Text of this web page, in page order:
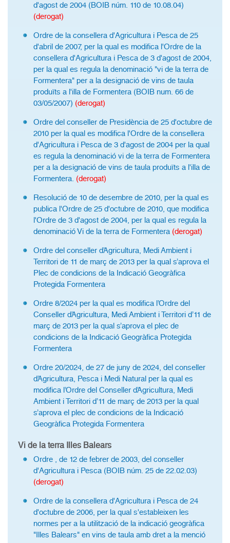
d'agost de 2004 (BOIB núm. 110 de 10.08.04)
(derogat)
Ordre de la consellera d'Agricultura i Pesca de 25
d'abril de 2007, per la qual es modifica l'Ordre de la
consellera d'Agricultura i Pesca de 3 d'agost de 2004,
per la qual es regula la denominació "vi de la terra de
Formentera" per a la designació de vins de taula
produïts a l'illa de Formentera (BOIB num. 66 de
03/05/2007) (derogat)
Ordre del conseller de Presidència de 25 d'octubre de
2010 per la qual es modifica l'Ordre de la consellera
d'Agricultura i Pesca de 3 d'agost de 2004 per la qual
es regula la denominació vi de la terra de Formentera
per a la designació de vins de taula produïts a l'illa de
Formentera. (derogat)
Resolució de 10 de desembre de 2010, per la qual es
publica l'Ordre de 25 d'octubre de 2010, que modifica
l'Ordre de 3 d'agost de 2004, per la qual es regula la
denominació Vi de la terra de Formentera (derogat)
Ordre del conseller d’Agricultura, Medi Ambient i
Territori de 11 de març de 2013 per la qual s’aprova el
Plec de condicions de la Indicació Geogràfica
Protegida Formentera
Ordre 8/2024 per la qual es modifica l’Ordre del
Conseller d’Agricultura, Medi Ambient i Territori d’11 de
març de 2013 per la qual s’aprova el plec de
condicions de la Indicació Geogràfica Protegida
Formentera
Ordre 20/2024, de 27 de juny de 2024, del conseller
d’Agricultura, Pesca i Medi Natural per la qual es
modifica l’Ordre del Conseller d’Agricultura, Medi
Ambient i Territori d’11 de març de 2013 per la qual
s’aprova el plec de condicions de la Indicació
Geogràfica Protegida Formentera
Vi de la terra Illes Balears
Ordre , de 12 de febrer de 2003, del conseller
d'Agricultura i Pesca (BOIB núm. 25 de 22.02.03)
(derogat)
Ordre de la consellera d'Agricultura i Pesca de 24
d'octubre de 2006, per la qual s'estableixen les
normes per a la utilització de la indicació geogràfica
"Illes Balears" en vins de taula amb dret a la menció